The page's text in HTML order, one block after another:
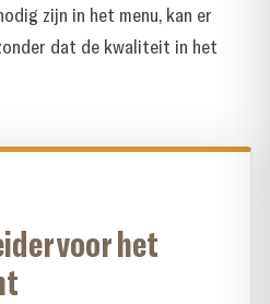
zijn in het menu, kan er
dat de kwaliteit in het
voor het